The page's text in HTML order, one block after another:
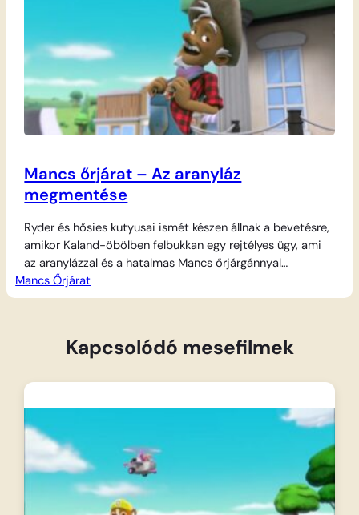
Mancs őrjárat – Az aranyláz
megmentése
Ryder és hősies kutyusai ismét készen állnak a bevetésre,
amikor Kaland-öbölben felbukkan egy rejtélyes ügy, ami
az aranylázzal és a hatalmas Mancs őrjárgánnyal
kapcsolatos. Chase, a rendőrkutya azonnal az élre áll, de
szükség van Marshall bátorságára és Rubble markolójára
Mancs Őrjárat
Kapcsolódó mesefilmek